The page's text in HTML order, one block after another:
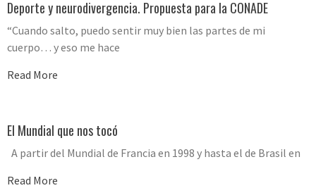
Deporte y neurodivergencia. Propuesta para la CONADE
“Cuando salto, puedo sentir muy bien las partes de mi
cuerpo… y eso me hace
Read More
El Mundial que nos tocó
A partir del Mundial de Francia en 1998 y hasta el de Brasil en
Read More